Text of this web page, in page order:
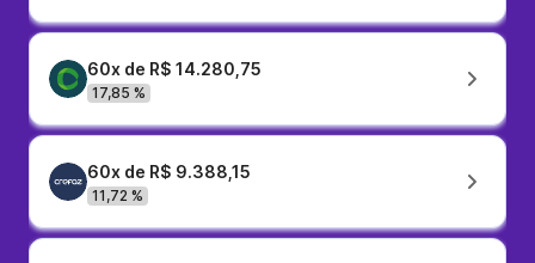
60x de R$ 14.280,75
17,85 %
60x de R$ 9.388,15
11,72 %